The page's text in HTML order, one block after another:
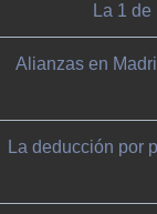
La 1
Alianzas en
La deducción por